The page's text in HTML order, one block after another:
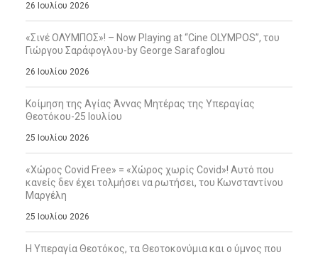
26 Ιουλίου 2026
«Σινέ ΟΛΥΜΠΟΣ»! – Now Playing at “Cine OLYMPOS”, του
Γιώργου Σαράφογλου-by George Sarafoglou
26 Ιουλίου 2026
Κοίμηση της Αγίας Άννας Μητέρας της Υπεραγίας
Θεοτόκου-25 Ιουλίου
25 Ιουλίου 2026
«Χώρος Covid Free» = «Χώρος χωρίς Covid»! Αυτό που
κανείς δεν έχει τολμήσει να ρωτήσει, του Κωνσταντίνου
Μαργέλη
25 Ιουλίου 2026
Η Υπεραγία Θεοτόκος, τα Θεοτοκονύμια και ο ύμνος που